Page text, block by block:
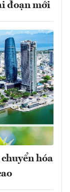
đoạn mới
hóa